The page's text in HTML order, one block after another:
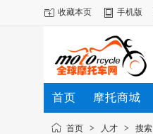
收藏本页 手机版
首页 摩托商城
动态首页 > 人才 > 搜索